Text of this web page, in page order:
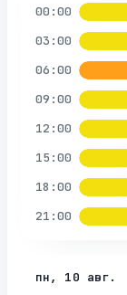
00:00
03:00
06:00
09:00
12:00
15:00
18:00
21:00
пн, 10 авг.